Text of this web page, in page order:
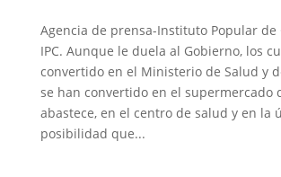
Agencia de prensa-Instituto Popular de
IPC. Aunque le duela al Gobierno, los
convertido en el Ministerio de Salud y
se han convertido en el supermercado
abastece, en el centro de salud y en la
posibilidad que...